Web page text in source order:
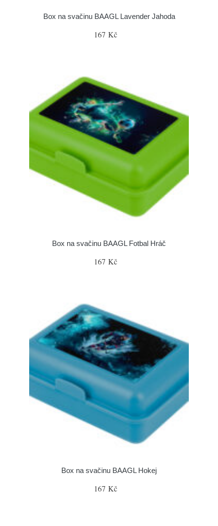
Box na svačinu BAAGL Lavender Jahoda
167 Kč
Box na svačinu BAAGL Fotbal Hráč
167 Kč
Box na svačinu BAAGL Hokej
167 Kč